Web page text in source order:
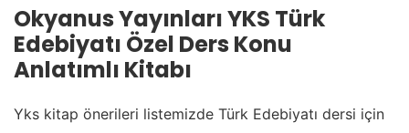
Okyanus Yayınları YKS Türk
Edebiyatı Özel Ders Konu
Anlatımlı Kitabı
Yks kitap önerileri listemizde Türk Edebiyatı dersi için